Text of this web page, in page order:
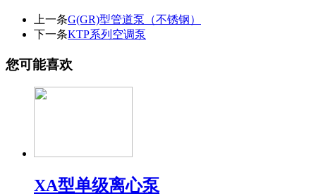
上一条G(GR)型管道泵（不锈钢）
下一条KTP系列空调泵
您可能喜欢
XA型单级离心泵